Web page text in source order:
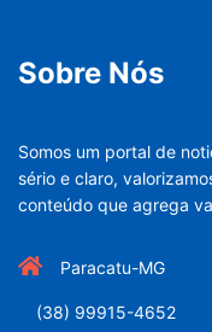
Sobre Nós
Somos um portal de
sério e claro,
conteúdo que agrega
Paracatu-MG
(38) 99915-4652